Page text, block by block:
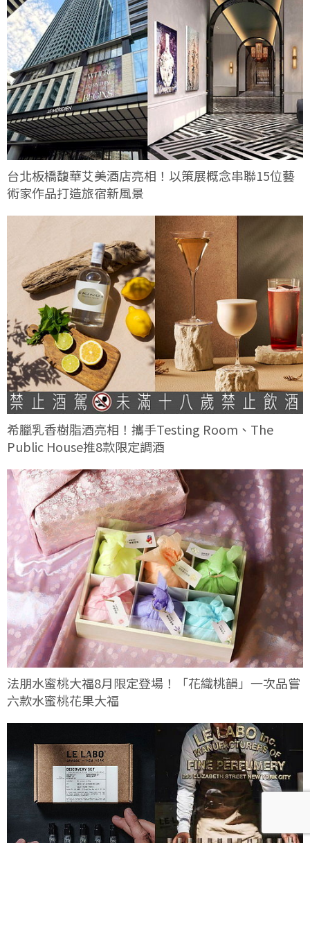
台北板橋馥華艾美酒店亮相！以策展概念串聯15位藝
術家作品打造旅宿新風景
希臘乳香樹脂酒亮相！攜手Testing Room、The
Public House推8款限定調酒
法朋水蜜桃大福8月限定登場！「花織桃韻」一次品嘗
六款水蜜桃花果大福